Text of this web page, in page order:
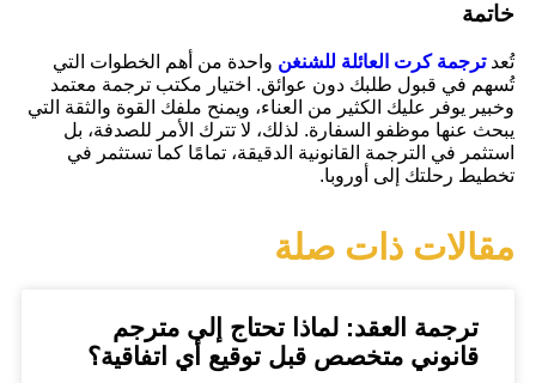
خاتمة
تُعدترجمة كرت العائلة للشنغن واحدة من أهم الخطوات التي
تُسهم في قبول طلبك دون عوائق. اختيار مكتب ترجمة معتمد
وخبير يوفر عليك الكثير من العناء، ويمنح ملفك القوة والثقة التي
يبحث عنها موظفو السفارة. لذلك، لا تترك الأمر للصدفة، بل
استثمر في الترجمة القانونية الدقيقة، تمامًا كما تستثمر في
تخطيط رحلتك إلى أوروبا.
مقالات ذات صلة
ترجمة العقد: لماذا تحتاج إلى مترجم
قانوني متخصص قبل توقيع أي اتفاقية؟